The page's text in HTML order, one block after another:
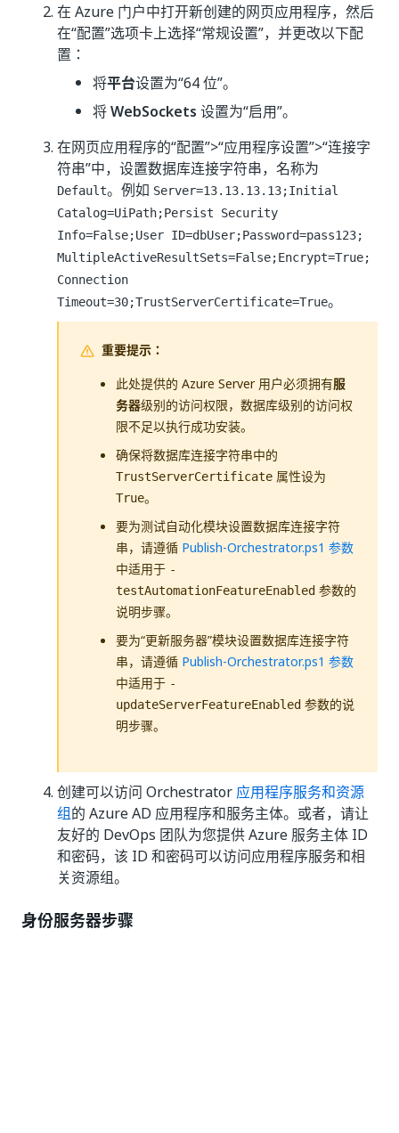
在 Azure 门户中打开新创建的网页应用程序，然后
在“配置”选项卡上选择“常规设置”，并更改以下配
置：
将平台设置为“64 位”。
将WebSockets 设置为“启用”。
在网页应用程序的“配置”>“应用程序设置”>“连接字
符串”中，设置数据库连接字符串，名称为
Default。例如 Server=13.13.13.13;Initial
Catalog=UiPath;Persist Security
Info=False;User ID=dbUser;Password=pass123;
MultipleActiveResultSets=False;Encrypt=True;
Connection
Timeout=30;TrustServerCertificate=True。
重要提示：
此处提供的 Azure Server 用户必须拥有服
务器级别的访问权限，数据库级别的访问权
限不足以执行成功安装。
确保将数据库连接字符串中的
TrustServerCertificate 属性设为
True。
要为测试自动化模块设置数据库连接字符
串，请遵循 Publish-Orchestrator.ps1 参数
中适用于 -
testAutomationFeatureEnabled 参数的
说明步骤。
要为“更新服务器”模块设置数据库连接字符
串，请遵循 Publish-Orchestrator.ps1 参数
中适用于 -
updateServerFeatureEnabled 参数的说
明步骤。
创建可以访问 Orchestrator 应用程序服务和资源
组的 Azure AD 应用程序和服务主体。或者，请让
友好的 DevOps 团队为您提供 Azure 服务主体 ID
和密码，该 ID 和密码可以访问应用程序服务和相
关资源组。
身份服务器步骤